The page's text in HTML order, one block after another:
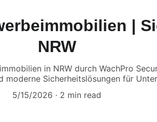
|
NRW
in NRW durch WachPro
moderne Sicherheitslösungen für
5/15/2026
2 min read